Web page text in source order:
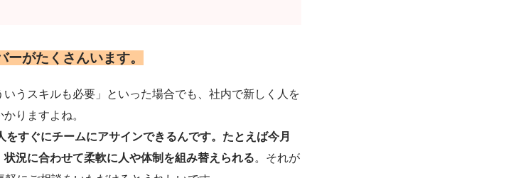
がたくさんいます。
うスキルも必要」といった場合でも、社内で新しく人を
りますよね。
すぐにチームにアサインできるんです。たとえば今月
況に合わせて柔軟に人や体制を組み替えられる。それが